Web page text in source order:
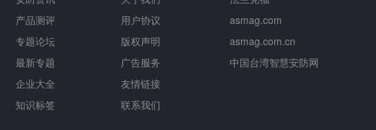
产品测评
专题论坛
最新专题
企业大全
知识标签
用户协议
版权声明
广告服务
友情链接
联系我们
asmag.com
asmag.com.cn
中国台湾智慧安防网